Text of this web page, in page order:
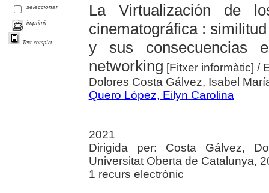
seleccionar
imprimir
Text complet
La Virtualización de
cinematográfica :
y sus consecuencias
networking [Fitxer informàtic] /
Dolores Costa Gálvez, Isabel
Quero López, Eilyn Carolina
2021
Dirigida per: Costa Gálvez,
Universitat Oberta de Catalunya,
1 recurs electrònic